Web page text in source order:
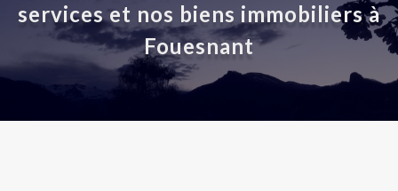
services et nos biens immobiliers à
Fouesnant